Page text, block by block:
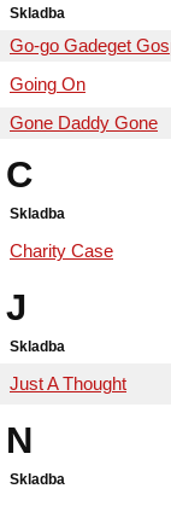
Skladba
Go-go Gadeget
Going On
Gone Daddy Gone
C
Skladba
Charity Case
J
Skladba
Just A Thought
N
Skladba